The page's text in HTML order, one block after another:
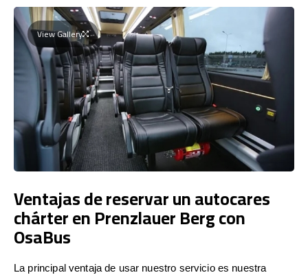
View Gallery
Ventajas de reservar un autocares
chárter en Prenzlauer Berg con
OsaBus
La principal ventaja de usar nuestro servicio es nuestra